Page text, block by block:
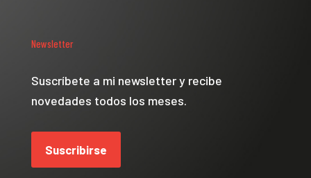
Newsletter
Suscríbete a mi newsletter y recibe
novedades todos los meses.
Suscribirse